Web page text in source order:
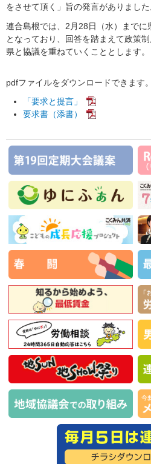
をさせて頂く」旨の発言がありました
連合島根では、2月28日（水）までに
となっており、回答を踏まえて政策
県と協議を重ねていくこととします。
pdfファイルをダウンロードできます。
「要求と提言」
要求書（添書）